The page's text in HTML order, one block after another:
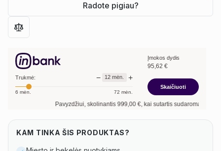
Radote pigiau?
Trukmė: − 12 mėn. +
6 mėn. 72 mėn.
Įmokos dydis
95,62 €
Skaičiuoti
Pavyzdžiui, skolinantis999,00€, kai sutartis sudaroma12mėn.
KAM TINKA ŠIS PRODUKTAS?